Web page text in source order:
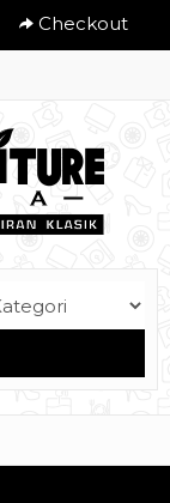
Checkout